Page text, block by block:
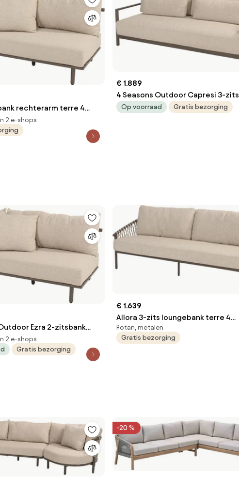
rechterarm terre 4
2 e-shops
€ 1.889
4 Seasons Outdoor Capresi 3-zits
loungebank Loungebank antraciet
Op voorraad Gratis bezorging
Ezra 2-zitsbank
rechts
bruin
2 e-shops
Gratis bezorging
€ 1.639
Allora 3-zits loungebank terre 4
Seasons Outdoor
Rotan, metalen
Gratis bezorging
-20 %